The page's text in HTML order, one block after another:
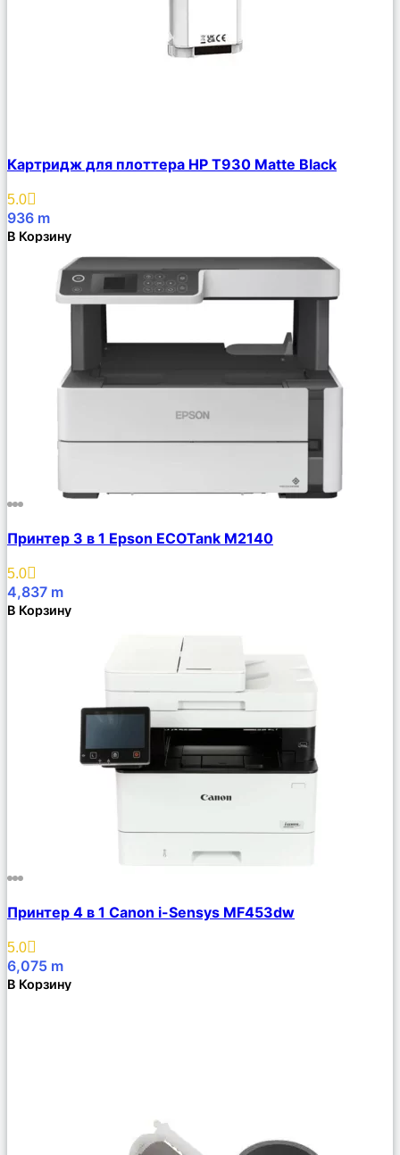
Описание
Избранное
Картридж для плоттера HP T930 Matte Black
5.0
936 m
В Корзину
Описание
Избранное
Принтер 3 в 1 Epson ECOTank M2140
5.0
4,837 m
В Корзину
Описание
Избранное
Принтер 4 в 1 Canon i-Sensys MF453dw
5.0
6,075 m
В Корзину